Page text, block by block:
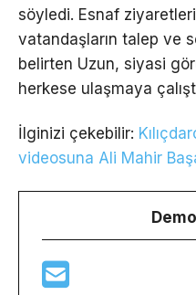
söyledi. Esnaf
vatandaşların talep ve
belirten Uzun, siyasi
herkese ulaşmaya
İlginizi çekebilir:
videosuna Ali Mahir